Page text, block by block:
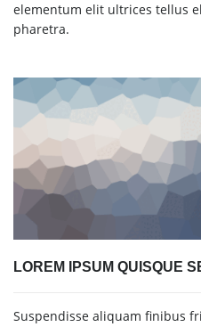
elementum elit ultrices tellus
pharetra.
LOREM IPSUM QUISQUE
Suspendisse aliquam finibus